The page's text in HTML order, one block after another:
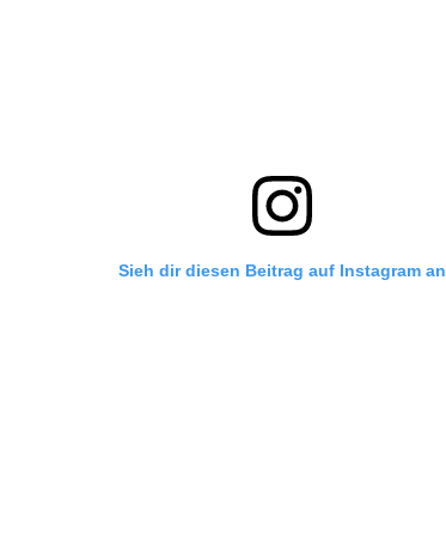
Sieh dir diesen Beitrag auf Instagram an